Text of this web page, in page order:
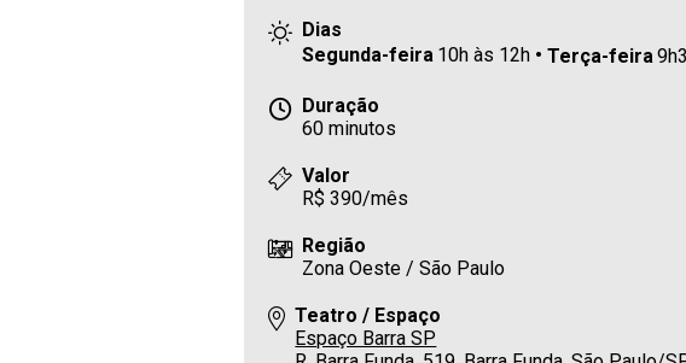
Dias
Segunda-feira 10h às 12h Terça-feira
Duração
60 minutos
Valor
R$ 390/mês
Região
Zona Oeste / São Paulo
Teatro / Espaço
Espaço Barra SP